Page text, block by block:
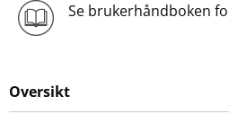
Se brukerhåndboken
Oversikt